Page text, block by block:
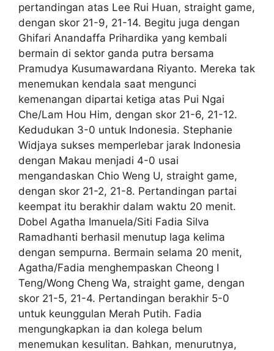
pertandingan atas Lee Rui Huan, straight game,
dengan skor 21-9, 21-14. Begitu juga dengan
Ghifari Anandaffa Prihardika yang kembali
bermain di sektor ganda putra bersama
Pramudya Kusumawardana Riyanto. Mereka tak
menemukan kendala saat mengunci
kemenangan dipartai ketiga atas Pui Ngai
Che/Lam Hou Him, dengan skor 21-6, 21-12.
Kedudukan 3-0 untuk Indonesia. Stephanie
Widjaya sukses memperlebar jarak Indonesia
dengan Makau menjadi 4-0 usai
mengandaskan Chio Weng U, straight game,
dengan skor 21-2, 21-8. Pertandingan partai
keempat itu berakhir dalam waktu 20 menit.
Dobel Agatha Imanuela/Siti Fadia Silva
Ramadhanti berhasil menutup laga kelima
dengan sempurna. Bermain selama 20 menit,
Agatha/Fadia menghempaskan Cheong I
Teng/Wong Cheng Wa, straight game, dengan
skor 21-5, 21-4. Pertandingan berakhir 5-0
untuk keunggulan Merah Putih. Fadia
mengungkapkan ia dan kolega belum
menemukan kesulitan. Bahkan, menurutnya,